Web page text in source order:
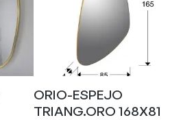
ORIO-ESPEJO
TRIANG.ORO 168X81